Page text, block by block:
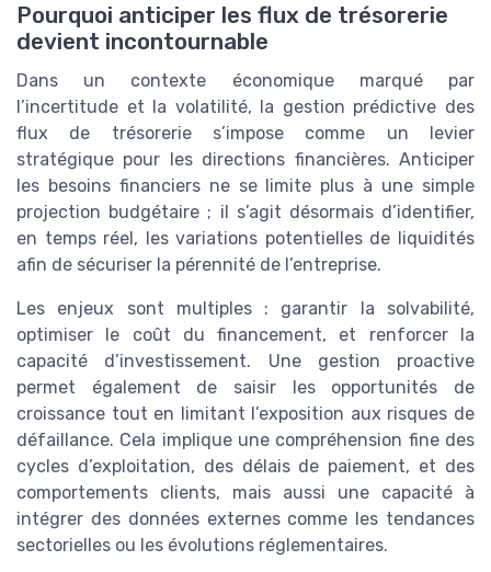
Pourquoi anticiper les flux de trésorerie
devient incontournable
Dans un contexte économique marqué par
l’incertitude et la volatilité, la gestion prédictive des
flux de trésorerie s’impose comme un levier
stratégique pour les directions financières. Anticiper
les besoins financiers ne se limite plus à une simple
projection budgétaire ; il s’agit désormais d’identifier,
en temps réel, les variations potentielles de liquidités
afin de sécuriser la pérennité de l’entreprise.
Les enjeux sont multiples : garantir la solvabilité,
optimiser le coût du financement, et renforcer la
capacité d’investissement. Une gestion proactive
permet également de saisir les opportunités de
croissance tout en limitant l’exposition aux risques de
défaillance. Cela implique une compréhension fine des
cycles d’exploitation, des délais de paiement, et des
comportements clients, mais aussi une capacité à
intégrer des données externes comme les tendances
sectorielles ou les évolutions réglementaires.